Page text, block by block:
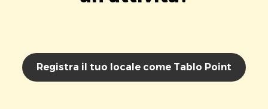
Registra il tuo locale come Tablo Point